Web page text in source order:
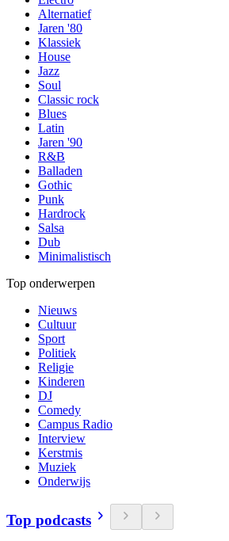
Alternatief
Jaren '80
Klassiek
House
Jazz
Soul
Classic rock
Blues
Latin
Jaren '90
R&B
Balladen
Gothic
Punk
Hardrock
Salsa
Dub
Minimalistisch
Top onderwerpen
Nieuws
Cultuur
Sport
Politiek
Religie
Kinderen
DJ
Comedy
Campus Radio
Interview
Kerstmis
Muziek
Onderwijs
Top podcasts